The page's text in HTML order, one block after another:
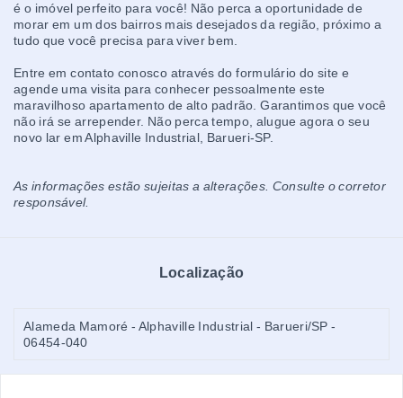
é o imóvel perfeito para você! Não perca a oportunidade de
morar em um dos bairros mais desejados da região, próximo a
tudo que você precisa para viver bem.
Entre em contato conosco através do formulário do site e
agende uma visita para conhecer pessoalmente este
maravilhoso apartamento de alto padrão. Garantimos que você
não irá se arrepender. Não perca tempo, alugue agora o seu
novo lar em Alphaville Industrial, Barueri-SP.
As informações estão sujeitas a alterações. Consulte o corretor
responsável.
Localização
Alameda Mamoré - Alphaville Industrial - Barueri/SP -
06454-040